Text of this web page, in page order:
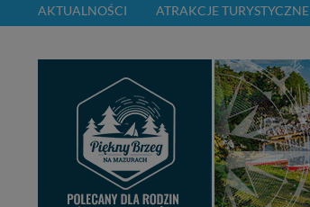
AKTUALNOŚCI ATRAKCJE TURYSTYCZNE